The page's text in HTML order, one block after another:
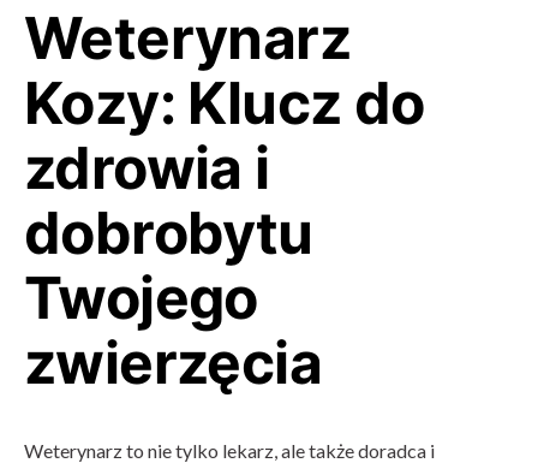
Weterynarz
Kozy: Klucz do
zdrowia i
dobrobytu
Twojego
zwierzęcia
Weterynarz to nie tylko lekarz, ale także doradca i